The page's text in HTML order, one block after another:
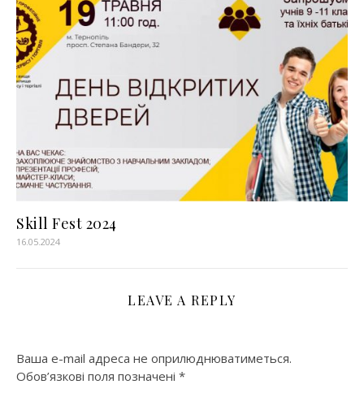
Skill Fest 2024
16.05.2024
LEAVE A REPLY
Ваша e-mail адреса не оприлюднюватиметься.
Обов’язкові поля позначені *